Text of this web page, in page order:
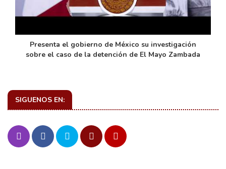
Presenta el gobierno de México su investigación
sobre el caso de la detención de El Mayo Zambada
SIGUENOS EN: